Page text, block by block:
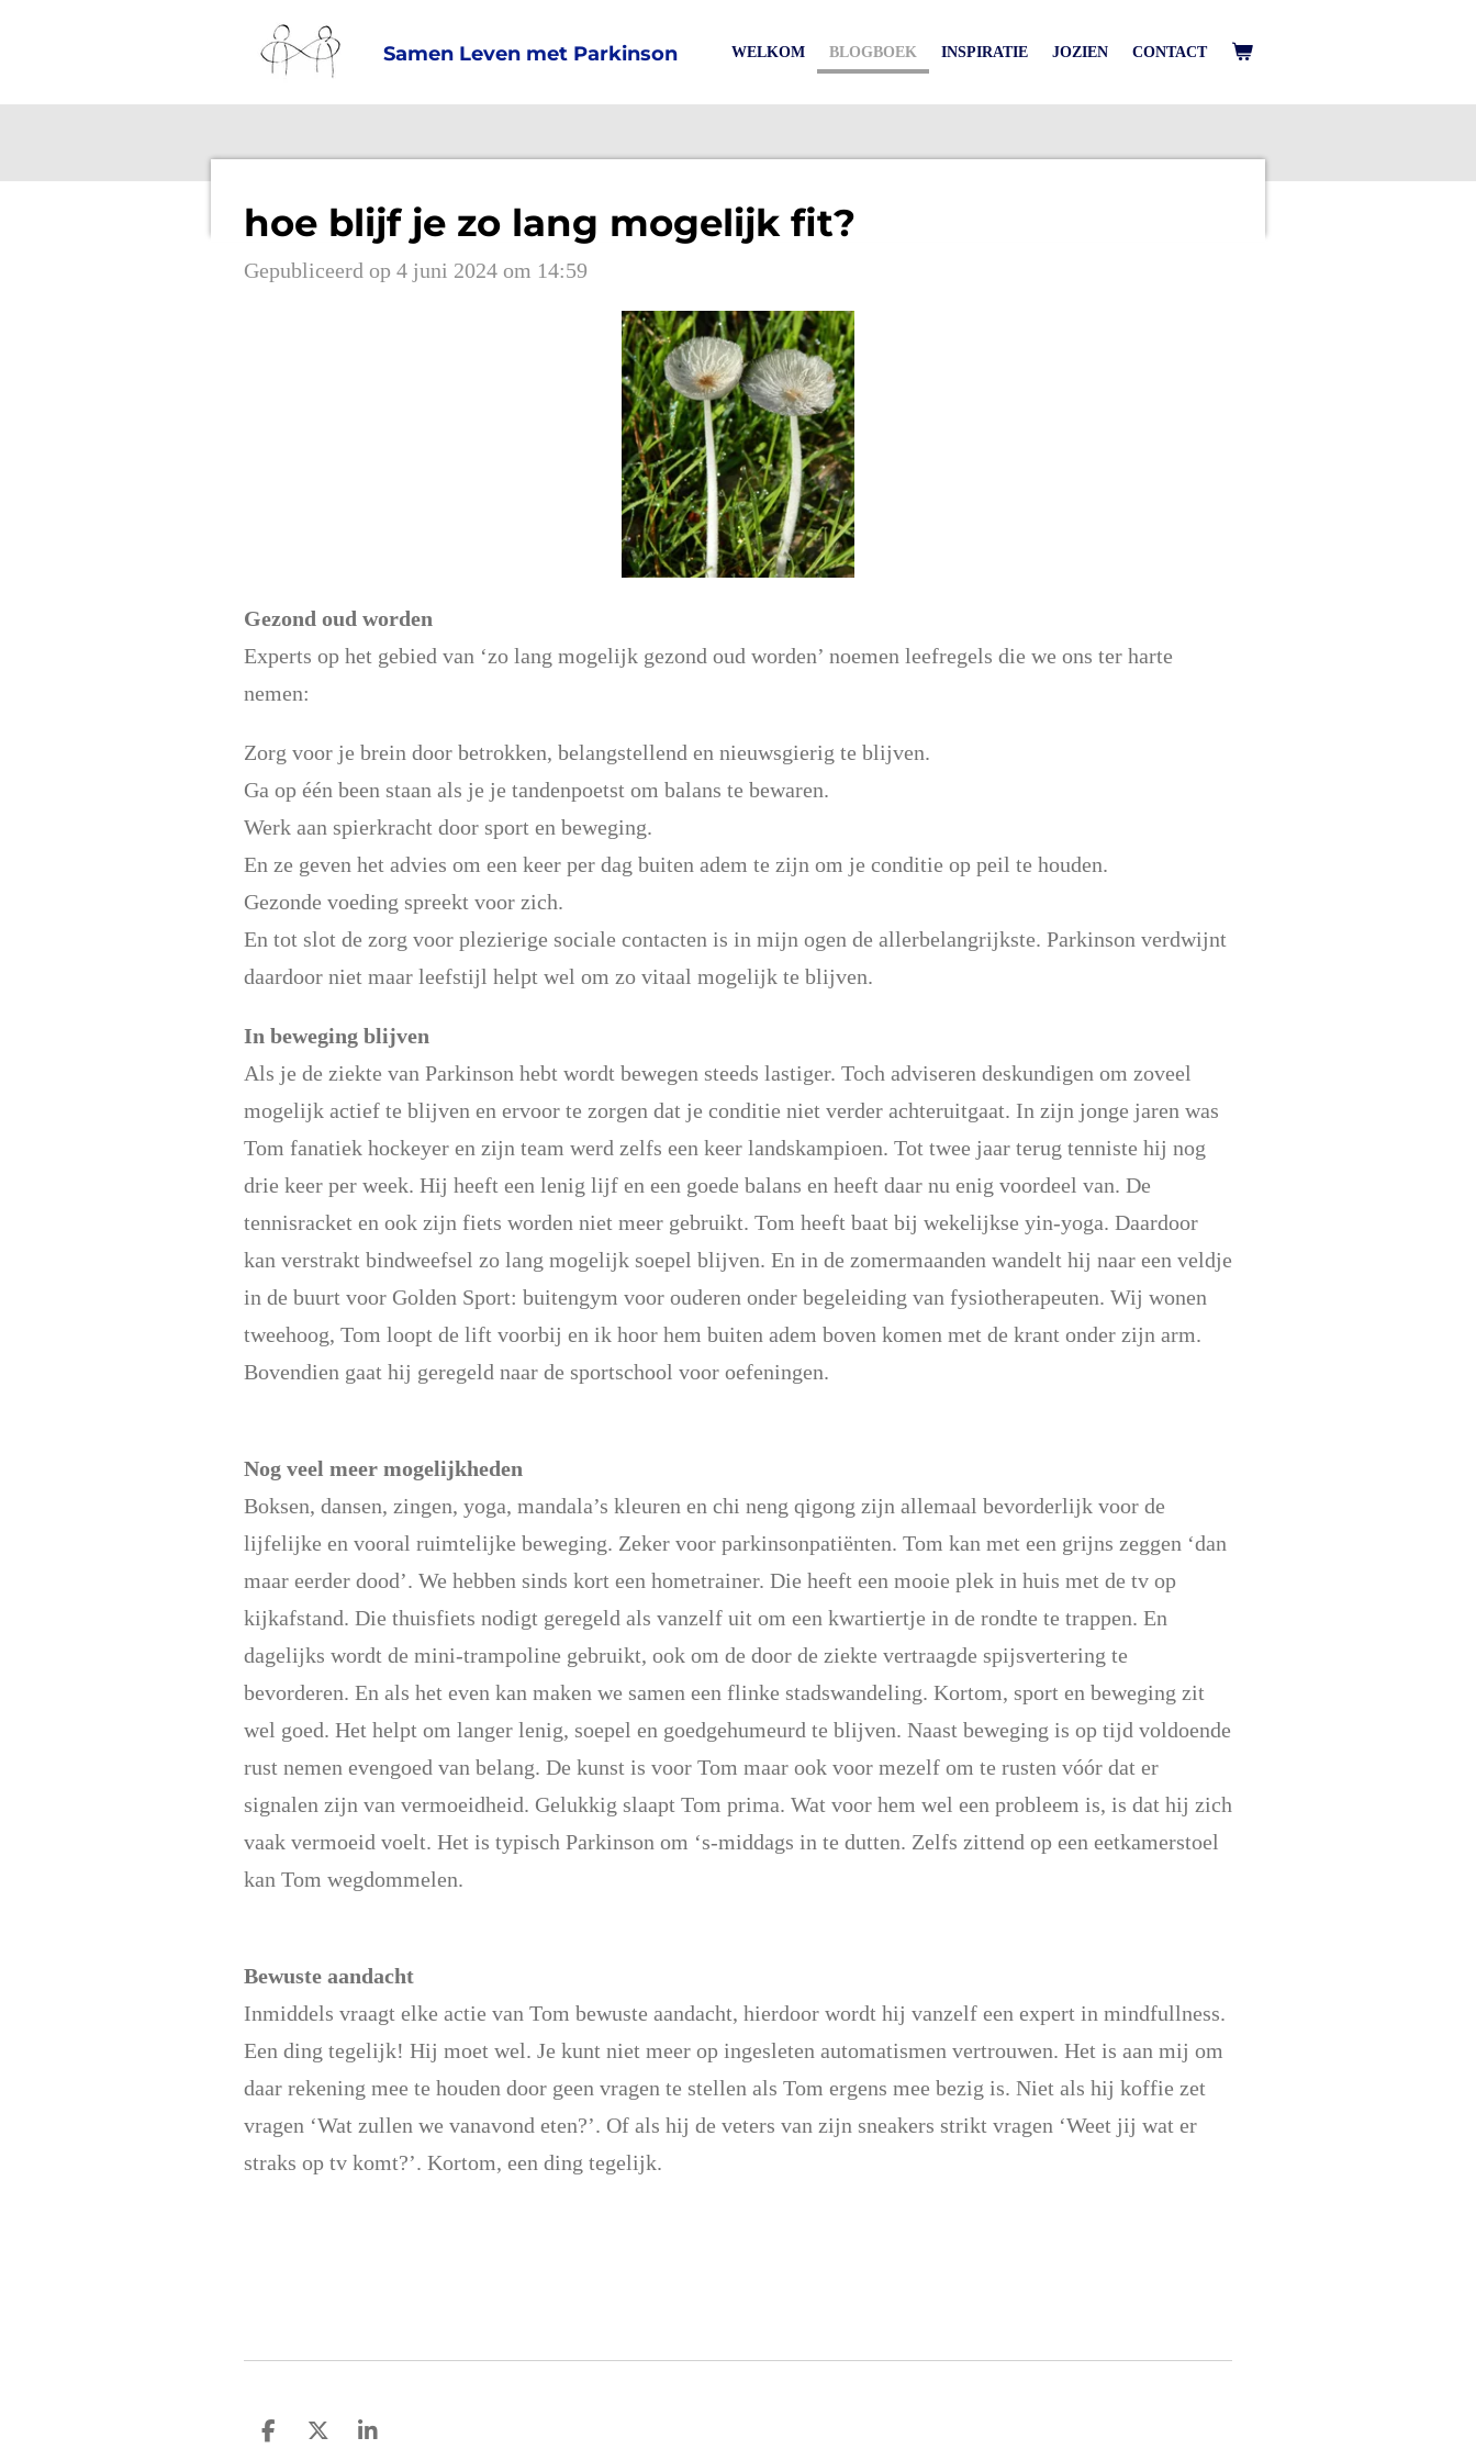
naar
hoofdinhoud
Samen Leven met Parkinson WELKOM BLOGBOEK INSPIRATIE JOZIEN CONTACT
hoe blijf je zo lang mogelijk fit?
Gepubliceerd op 4 juni 2024 om 14:59
Gezond oud worden
Experts op het gebied van ‘zo lang mogelijk gezond oud worden’ noemen leefregels die we ons ter harte
nemen:
Zorg voor je brein door betrokken, belangstellend en nieuwsgierig te blijven.
Ga op één been staan als je je tandenpoetst om balans te bewaren.
Werk aan spierkracht door sport en beweging.
En ze geven het advies om een keer per dag buiten adem te zijn om je conditie op peil te houden.
Gezonde voeding spreekt voor zich.
En tot slot de zorg voor plezierige sociale contacten is in mijn ogen de allerbelangrijkste. Parkinson verdwijnt
daardoor niet maar leefstijl helpt wel om zo vitaal mogelijk te blijven.
In beweging blijven
Als je de ziekte van Parkinson hebt wordt bewegen steeds lastiger. Toch adviseren deskundigen om zoveel
mogelijk actief te blijven en ervoor te zorgen dat je conditie niet verder achteruitgaat. In zijn jonge jaren was
Tom fanatiek hockeyer en zijn team werd zelfs een keer landskampioen. Tot twee jaar terug tenniste hij nog
drie keer per week. Hij heeft een lenig lijf en een goede balans en heeft daar nu enig voordeel van. De
tennisracket en ook zijn fiets worden niet meer gebruikt. Tom heeft baat bij wekelijkse yin-yoga. Daardoor
kan verstrakt bindweefsel zo lang mogelijk soepel blijven. En in de zomermaanden wandelt hij naar een veldje
in de buurt voor Golden Sport: buitengym voor ouderen onder begeleiding van fysiotherapeuten. Wij wonen
tweehoog, Tom loopt de lift voorbij en ik hoor hem buiten adem boven komen met de krant onder zijn arm.
Bovendien gaat hij geregeld naar de sportschool voor oefeningen.
Nog veel meer mogelijkheden
Boksen, dansen, zingen, yoga, mandala’s kleuren en chi neng qigong zijn allemaal bevorderlijk voor de
lijfelijke en vooral ruimtelijke beweging. Zeker voor parkinsonpatiënten. Tom kan met een grijns zeggen ‘dan
maar eerder dood’. We hebben sinds kort een hometrainer. Die heeft een mooie plek in huis met de tv op
kijkafstand. Die thuisfiets nodigt geregeld als vanzelf uit om een kwartiertje in de rondte te trappen. En
dagelijks wordt de mini-trampoline gebruikt, ook om de door de ziekte vertraagde spijsvertering te
bevorderen. En als het even kan maken we samen een flinke stadswandeling. Kortom, sport en beweging zit
wel goed. Het helpt om langer lenig, soepel en goedgehumeurd te blijven. Naast beweging is op tijd voldoende
rust nemen evengoed van belang. De kunst is voor Tom maar ook voor mezelf om te rusten vóór dat er
signalen zijn van vermoeidheid. Gelukkig slaapt Tom prima. Wat voor hem wel een probleem is, is dat hij zich
vaak vermoeid voelt. Het is typisch Parkinson om ‘s-middags in te dutten. Zelfs zittend op een eetkamerstoel
kan Tom wegdommelen.
Bewuste aandacht
Inmiddels vraagt elke actie van Tom bewuste aandacht, hierdoor wordt hij vanzelf een expert in mindfullness.
Een ding tegelijk! Hij moet wel. Je kunt niet meer op ingesleten automatismen vertrouwen. Het is aan mij om
daar rekening mee te houden door geen vragen te stellen als Tom ergens mee bezig is. Niet als hij koffie zet
vragen ‘Wat zullen we vanavond eten?’. Of als hij de veters van zijn sneakers strikt vragen ‘Weet jij wat er
straks op tv komt?’. Kortom, een ding tegelijk.
D
D
S